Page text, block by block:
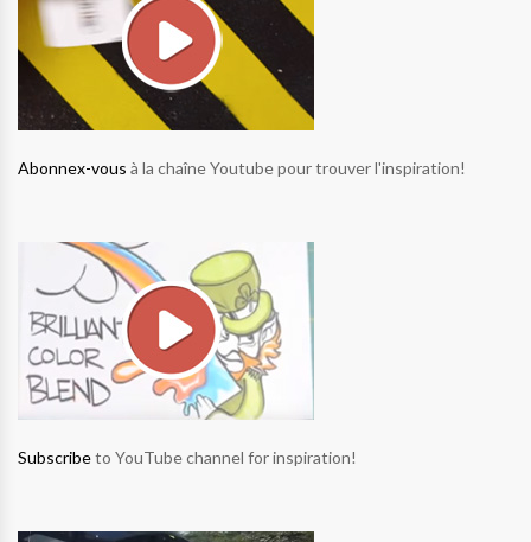
Abonnex-vous à la chaîne Youtube pour trouver l'inspiration!
Subscribeto YouTube channel for inspiration!